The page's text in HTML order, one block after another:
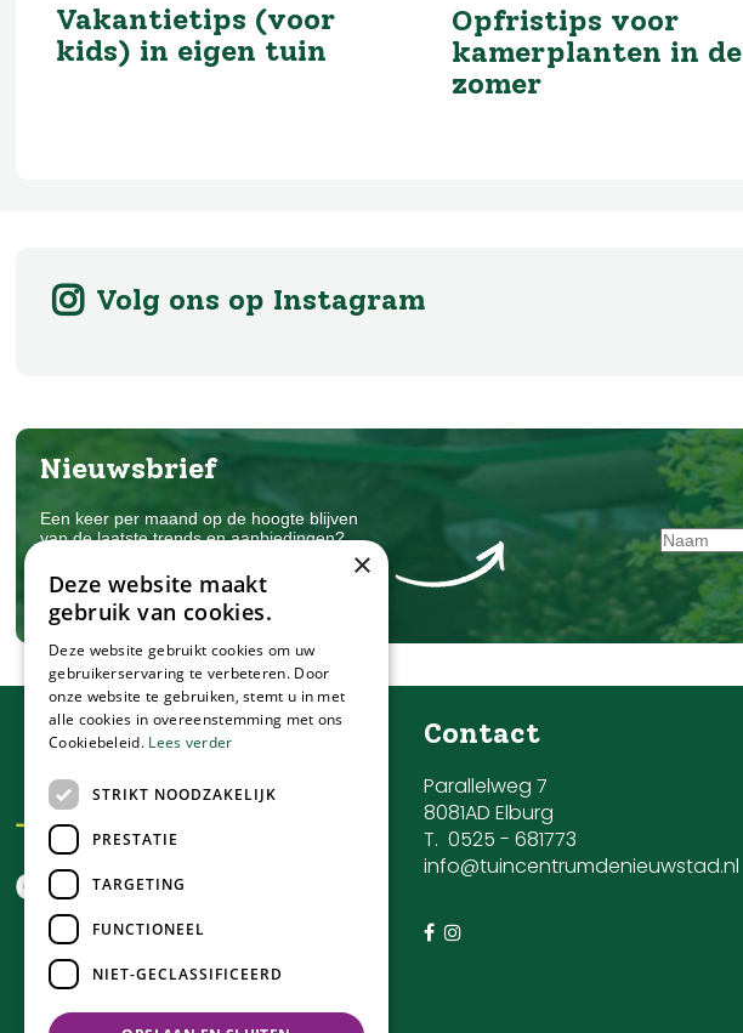
Vakantietips (voor
kids) in eigen tuin
Opfristips voor
kamerplanten in de
zomer
Volg ons op Instagram
Nieuwsbrief
Een keer per maand op de hoogte blijven
van de laatste trends en aanbiedingen?
Wij slaan uw gegevens secuur op conform onze
privacy
policy.
Contact
Parallelweg 7
8081AD Elburg
T. 0525 - 681773
info@tuincentrumdenieuwstad.nl
×
Deze website maakt
gebruik van cookies.
Deze website gebruikt cookies om uw
gebruikerservaring te verbeteren. Door
onze website te gebruiken, stemt u in met
alle cookies in overeenstemming met ons
Cookiebeleid. Lees verder
STRIKT NOODZAKELIJK
PRESTATIE
TARGETING
FUNCTIONEEL
NIET-GECLASSIFICEERD